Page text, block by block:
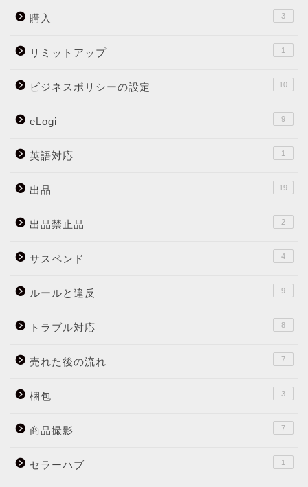
購入 3
リミットアップ 1
ビジネスポリシーの設定 10
eLogi 9
英語対応 1
出品 19
出品禁止品 2
サスペンド 4
ルールと違反 9
トラブル対応 8
売れた後の流れ 7
梱包 3
商品撮影 7
セラーハブ 1